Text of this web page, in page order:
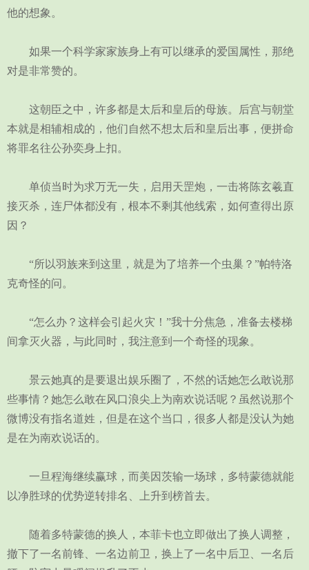
他的想象。
如果一个科学家家族身上有可以继承的爱国属性，那绝
对是非常赞的。
这朝臣之中，许多都是太后和皇后的母族。后宫与朝堂
本就是相辅相成的，他们自然不想太后和皇后出事，便拼命
将罪名往公孙奕身上扣。
单侦当时为求万无一失，启用天罡炮，一击将陈玄羲直
接灭杀，连尸体都没有，根本不剩其他线索，如何查得出原
因？
“所以羽族来到这里，就是为了培养一个虫巢？”帕特洛
克奇怪的问。
“怎么办？这样会引起火灾！”我十分焦急，准备去楼梯
间拿灭火器，与此同时，我注意到一个奇怪的现象。
景云她真的是要退出娱乐圈了，不然的话她怎么敢说那
些事情？她怎么敢在风口浪尖上为南欢说话呢？虽然说那个
微博没有指名道姓，但是在这个当口，很多人都是没认为她
是在为南欢说话的。
一旦程海继续赢球，而美因茨输一场球，多特蒙德就能
以净胜球的优势逆转排名、上升到榜首去。
随着多特蒙德的换人，本菲卡也立即做出了换人调整，
撤下了一名前锋、一名边前卫，换上了一名中后卫、一名后